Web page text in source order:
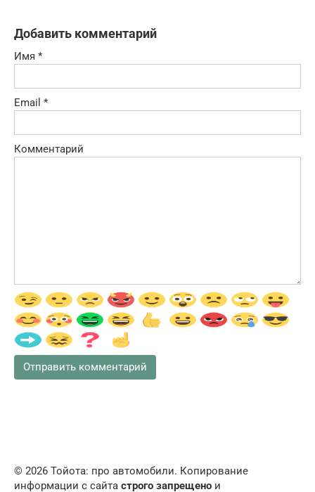
Добавить комментарий
Имя *
Email *
Комментарий
© 2026 Тойота: про автомобили. Копирование
информации с сайта строго запрещено и